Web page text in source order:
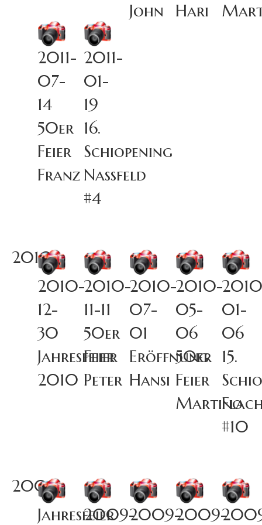
2011-
07-
14
50er
Feier
Franz
2011-
01-
19
16.
Schiopening
Nassfeld
#4
John Hari
2010
2010-
12-
30
Jahresfeier
2010
2010-
11-11
50er
Feier
Peter
2010-
07-
01
Eröffnung
Hansi
2010-
05-
06
50er
Feier
Martino
01-
06
15.
#10
2009
Jahresfeier
2009-2009-2009-